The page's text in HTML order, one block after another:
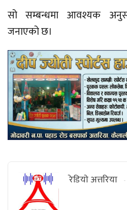
सो सम्बन्धमा आवश्यक
जनाएको छ।
रेडियाे अत्तरिया